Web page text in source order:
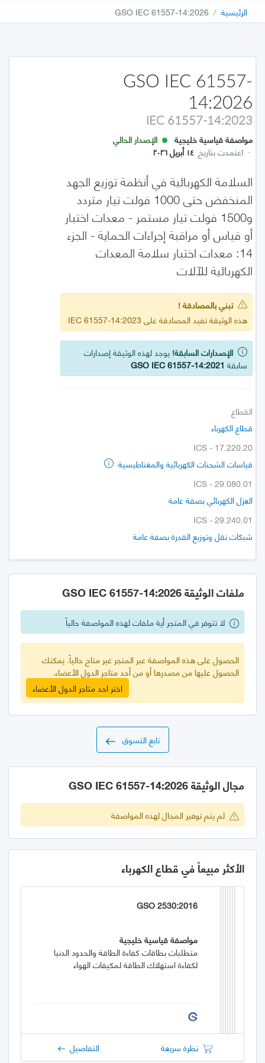
الرئيسية GSO IEC 61557-14:2026
GSO IEC 61557-
14:2026
IEC 61557-14:2023
مواصفة قياسية خليجية
الإصدار الحالي
· اعتمدت بتاريخ ١٤ أبريل ٢٠٢٦
السلامة الكهربائية في أنظمة توزيع الجهد
المنخفض حتى 1000 فولت تيار متردد
و1500 فولت تيار مستمر - معدات اختبار
أو قياس أو مراقبة إجراءات الحماية - الجزء
14: معدات اختبار سلامة المعدات
الكهربائية للآلات
تبني بالمصادقة !
هذه الوثيقة تفيد المصادقة على IEC 61557-14:2023
الإصدارات السابقة! يوجد لهذه الوثيقة إصدارات
سابقة GSO IEC 61557-14:2021
القطاع
قطاع الكهرباء
ICS - 17.220.20
قياسات الشحنات الكهربائية والمغناطيسية
ICS - 29.080.01
العزل الكهربائي بصفة عامة
ICS - 29.240.01
شبكات نقل وتوزيع القدرة بصفة عامة
ملفات الوثيقة GSO IEC 61557-14:2026
لا تتوفر في المتجر أية ملفات لهذه المواصفة حالياً
الحصول على هذه المواصفة عبر المتجر غير متاح حالياً. يمكنك
الحصول عليها من مصدرها أو من أحد متاجر الدول الأعضاء.
اختر احد متاجر الدول الأعضاء
تابع التسوق
مجال الوثيقة GSO IEC 61557-14:2026
لم يتم توفير المجال لهذه المواصفة
الأكثر مبيعاً في قطاع الكهرباء
GSO 2530:2016
مواصفة قياسية خليجية
متطلبات بطاقات كفاءة الطاقة والحدود الدنيا
لكفاءة استهلاك الطاقة لمكيفات الهواء
نظرة سريعة التفاصيل